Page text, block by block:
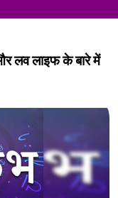
लव लाइफ के बारे में